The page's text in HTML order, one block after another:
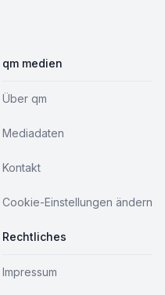
qm medien
Über qm
Mediadaten
Kontakt
Cookie-Einstellungen ändern
Rechtliches
Impressum